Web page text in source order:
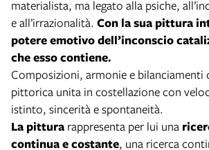
materialista, ma legato alla psiche,
e all’irrazionalità. Con la sua pittura
potere emotivo dell’inconscio
che esso contiene.
Composizioni, armonie e bilanciamenti
pittorica unita in costellazione con
istinto, sincerità e spontaneità.
La pittura rappresenta per lui una
continua e costante, una ricerca